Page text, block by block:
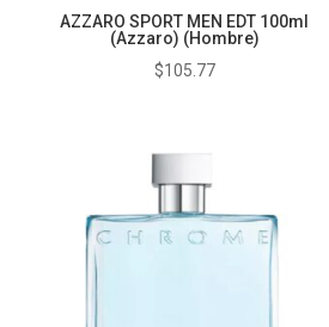
AZZARO SPORT MEN EDT 100ml
(Azzaro) (Hombre)
$105.77